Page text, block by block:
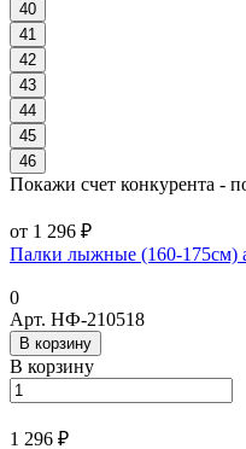
40
41
42
43
44
45
46
Покажи счет конкурента -
от 1 296 ₽
Палки лыжные (160-175см)
0
Арт. НФ-210518
В корзину
В корзину
1 296 ₽